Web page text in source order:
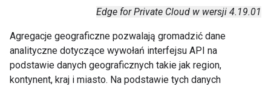
Edge for Private Cloud w wersji 4.19.01
Agregacje geograficzne pozwalają gromadzić dane
analityczne dotyczące wywołań interfejsu API na
podstawie danych geograficznych takie jak region,
kontynent, kraj i miasto. Na podstawie tych danych